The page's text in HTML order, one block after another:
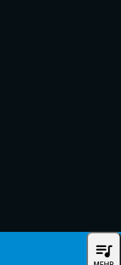
queue_music